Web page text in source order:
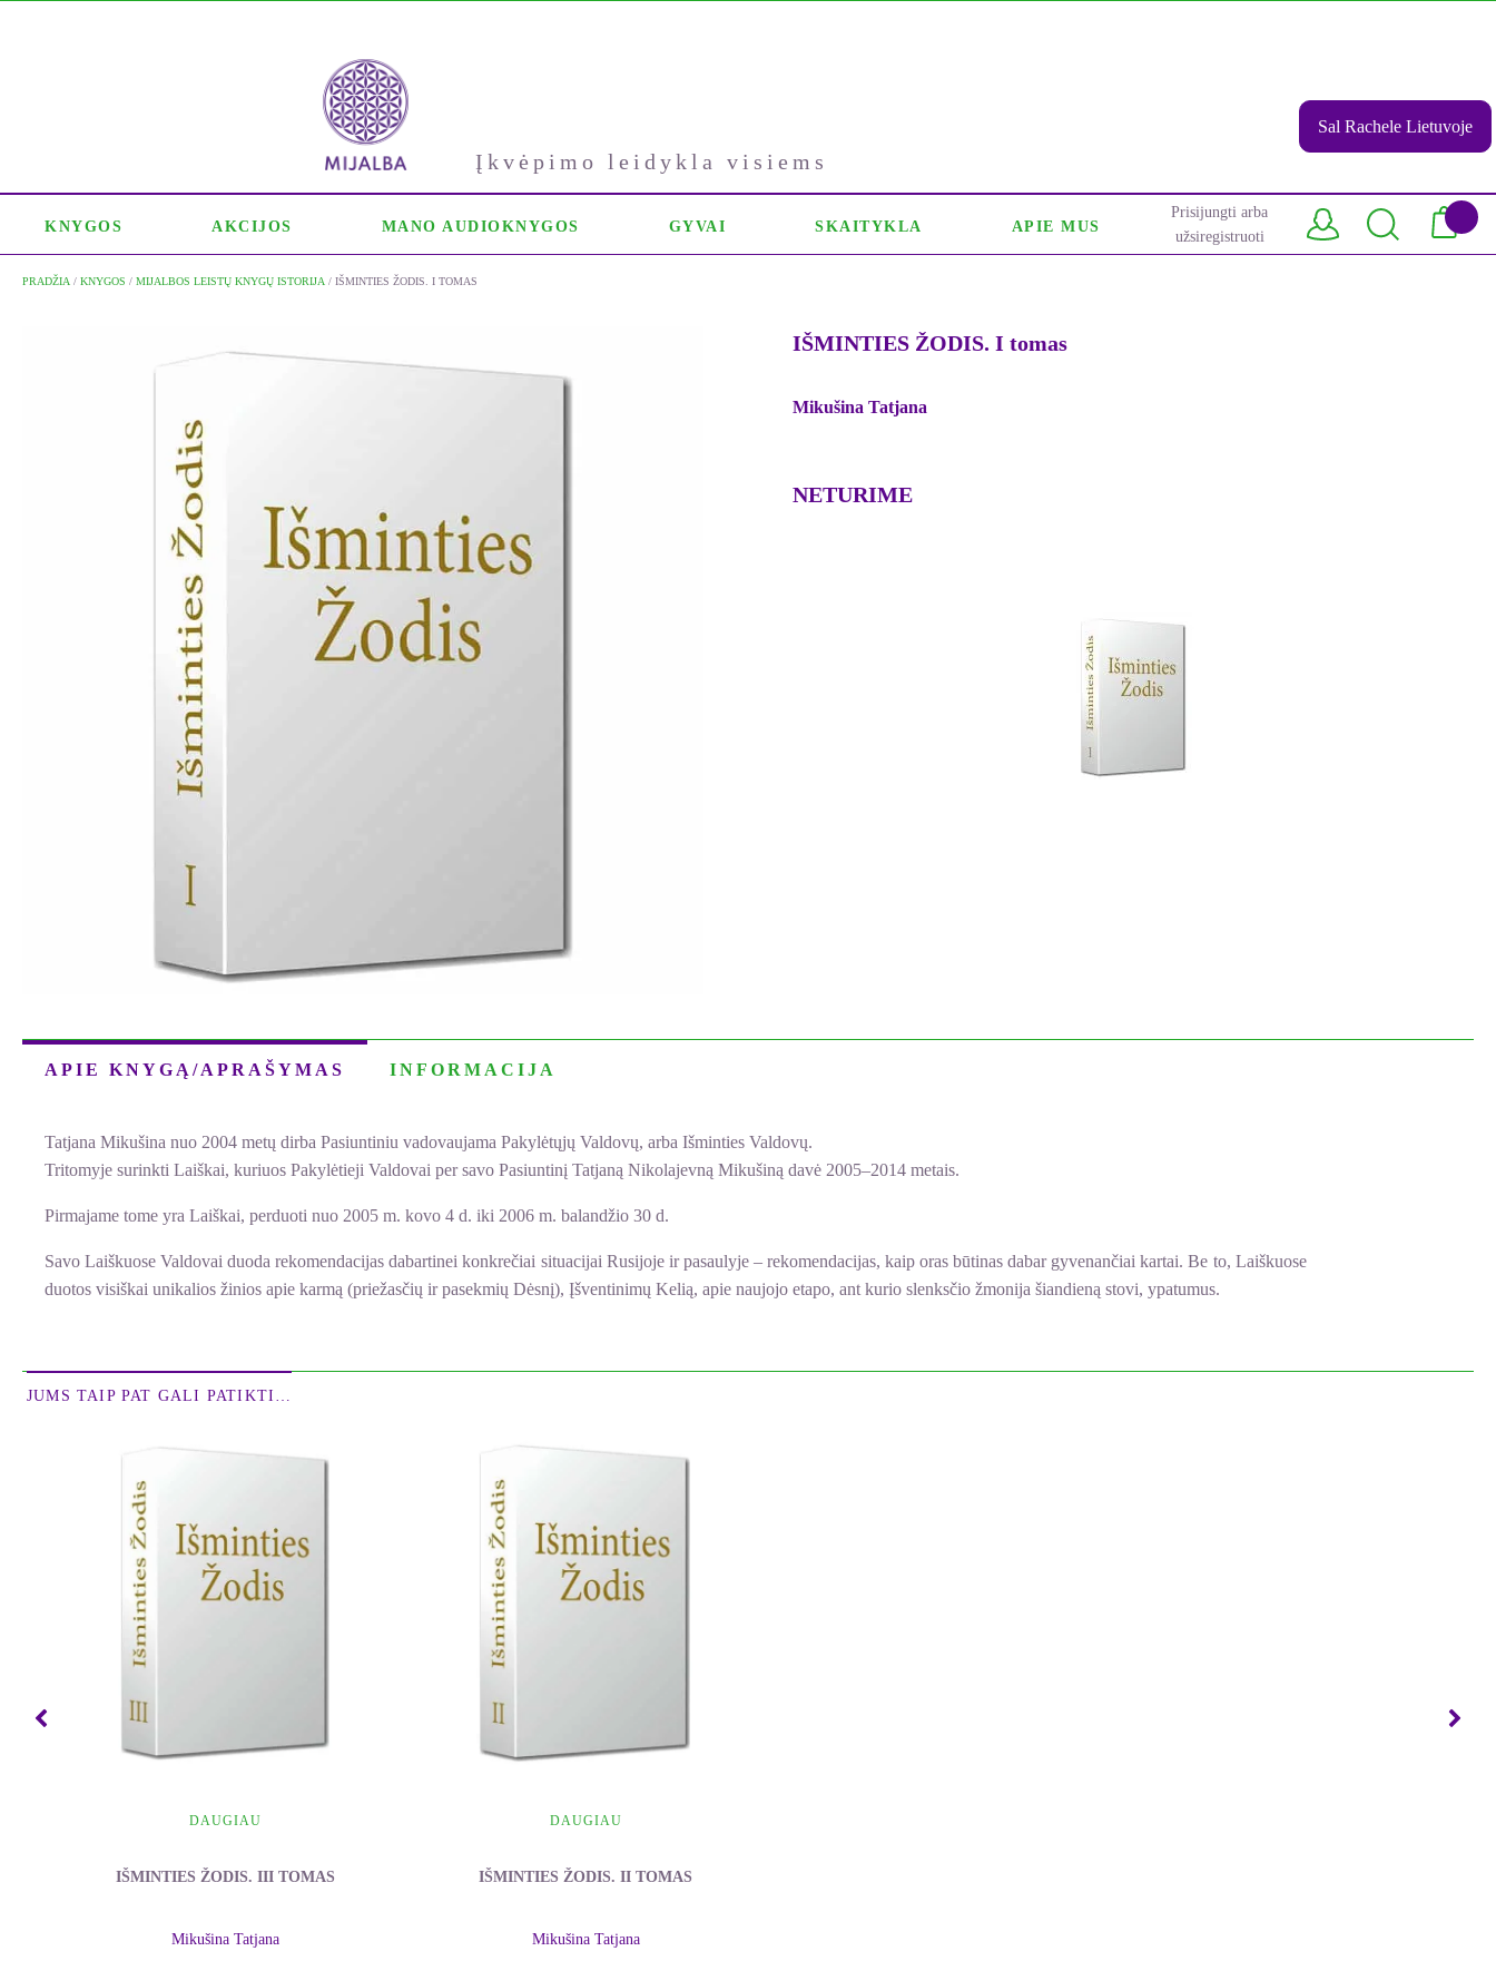
Įkvėpimo leidykla visiems
Sal Rachele Lietuvoje
KNYGOS AKCIJOS MANO AUDIOKNYGOS GYVAI SKAITYKLA APIE MUS
Prisijungti arba
užsiregistruoti
PRADŽIA / KNYGOS / MIJALBOS LEISTŲ KNYGŲ ISTORIJA / IŠMINTIES ŽODIS. I TOMAS
IŠMINTIES ŽODIS. I tomas
Mikušina Tatjana
NETURIME
APIE KNYGĄ/APRAŠYMAS INFORMACIJA
Tatjana Mikušina nuo 2004 metų dirba Pasiuntiniu vadovaujama Pakylėtųjų Valdovų, arba Išminties Valdovų.
Tritomyje surinkti Laiškai, kuriuos Pakylėtieji Valdovai per savo Pasiuntinį Tatjaną Nikolajevną Mikušiną davė 2005–2014 metais.
Pirmajame tome yra Laiškai, perduoti nuo 2005 m. kovo 4 d. iki 2006 m. balandžio 30 d.
Savo Laiškuose Valdovai duoda rekomendacijas dabartinei konkrečiai situacijai Rusijoje ir pasaulyje – rekomendacijas, kaip oras būtinas dabar gyvenančiai kartai. Be to, Laiškuose
duotos visiškai unikalios žinios apie karmą (priežasčių ir pasekmių Dėsnį), Įšventinimų Kelią, apie naujojo etapo, ant kurio slenksčio žmonija šiandieną stovi, ypatumus.
JUMS TAIP PAT GALI PATIKTI…
DAUGIAU
IŠMINTIES ŽODIS. III TOMAS
Mikušina Tatjana
DAUGIAU
IŠMINTIES ŽODIS. II TOMAS
Mikušina Tatjana